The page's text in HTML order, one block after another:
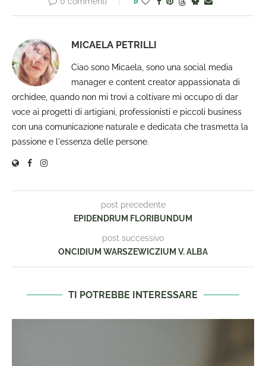
MICAELA PETRILLI
Ciao sono Micaela, sono una social media
manager e content creator appassionata di
orchidee, quando non mi trovi a coltivare mi occupo di dar
voce ai progetti di artigiani, professionisti e piccoli business
con una comunicazione naturale e dedicata che trasmetta la
passione e l'essenza delle persone.
post precedente
EPIDENDRUM FLORIBUNDUM
post successivo
ONCIDIUM WARSZEWICZIUM V. ALBA
TI POTREBBE INTERESSARE